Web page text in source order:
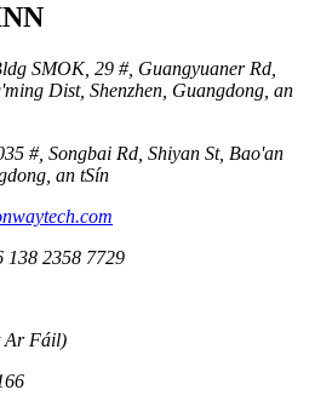
SMOK, 29 #, Guangyuaner Rd,
Dist, Shenzhen, Guangdong, an
#, Songbai Rd, Shiyan St, Bao'an
an tSín
138 2358 7729
Ar Fáil)